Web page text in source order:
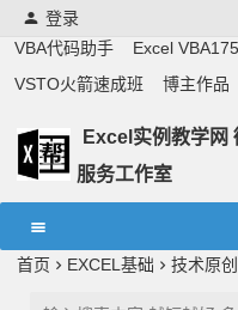
登录
VBA代码助手
Excel
VSTO火箭速成班
博主作品
Excel实例教学网
服务工作室
首页
EXCEL基础 技术原创